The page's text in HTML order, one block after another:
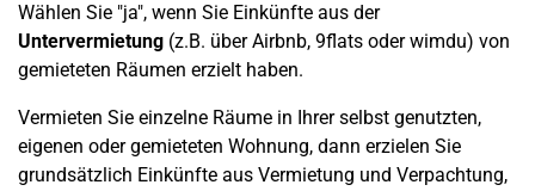
Wählen Sie "ja", wenn Sie Einkünfte aus der
Untervermietung (z.B. über Airbnb, 9flats oder wimdu) von
gemieteten Räumen erzielt haben.
Vermieten Sie einzelne Räume in Ihrer selbst genutzten,
eigenen oder gemieteten Wohnung, dann erzielen Sie
grundsätzlich Einkünfte aus Vermietung und Verpachtung,